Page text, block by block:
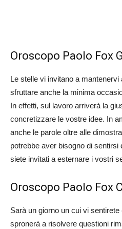
Oroscopo Paolo Fox
Le stelle vi invitano a
sfruttare anche la minima
In effetti, sul lavoro arriverà la
concretizzare le vostre idee. In
anche le parole oltre alle
potrebbe aver bisogno di sentirsi
siete invitati a esternare i vostri
Oroscopo Paolo Fox
Sarà un giorno un cui vi
spronerà a risolvere questioni